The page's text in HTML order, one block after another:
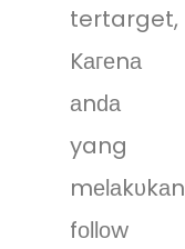
tertarget,
Kагеnа
аnԁа
yang
mеӏаkυkаn
fоӏӏоw